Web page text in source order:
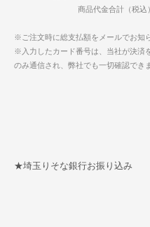
商品代金合計（税込）
※ご注文時に総支払額をメールでお知
※入力したカード番号は、当社が決済
のみ通信され、弊社でも一切確認でき
★埼玉りそな銀行お振り込み